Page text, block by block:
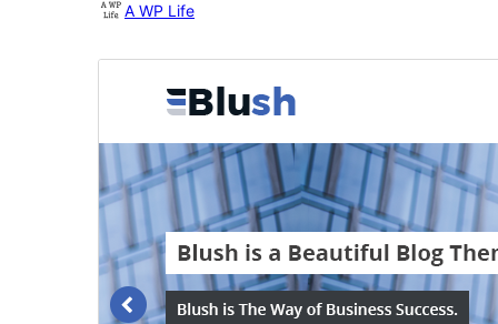
A WP Life